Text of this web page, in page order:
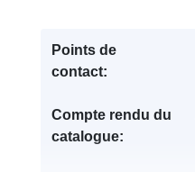
Points de
contact:
Compte rendu du
catalogue: